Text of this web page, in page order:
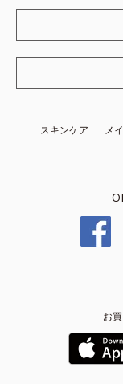
スキンケア メ
お